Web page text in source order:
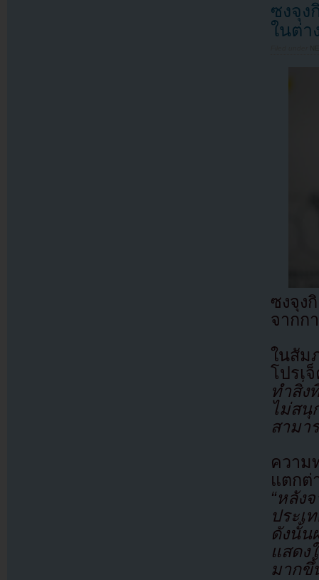
ซงจุง
ในต่า
ซงจุง
จากก
ในสัม
โปรเ
ทำสิ่ง
ไม่ส
สามา
ความ
แตกต่
“หลัง
ประเ
ดังนั้น
แสดง
มากขึ้